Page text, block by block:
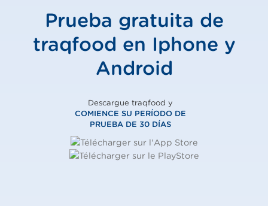
Prueba gratuita de
traqfood en Iphone y
Android
Descargue traqfood y
COMIENCE SU PERÍODO DE
PRUEBA DE 30 DÍAS